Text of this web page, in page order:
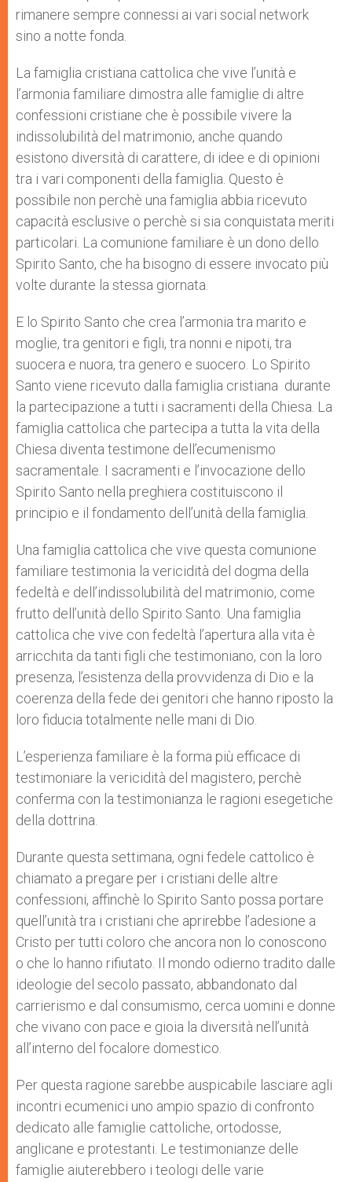
rimanere sempre connessi ai vari social network
sino a notte fonda.
La famiglia cristiana cattolica che vive l’unità e
l’armonia familiare dimostra alle famiglie di altre
confessioni cristiane che è possibile vivere la
indissolubilità del matrimonio, anche quando
esistono diversità di carattere, di idee e di opinioni
tra i vari componenti della famiglia. Questo è
possibile non perchè una famiglia abbia ricevuto
capacità esclusive o perchè si sia conquistata meriti
particolari. La comunione familiare è un dono dello
Spirito Santo, che ha bisogno di essere invocato più
volte durante la stessa giornata.
E lo Spirito Santo che crea l’armonia tra marito e
moglie, tra genitori e figli, tra nonni e nipoti, tra
suocera e nuora, tra genero e suocero. Lo Spirito
Santo viene ricevuto dalla famiglia cristiana durante
la partecipazione a tutti i sacramenti della Chiesa. La
famiglia cattolica che partecipa a tutta la vita della
Chiesa diventa testimone dell’ecumenismo
sacramentale. I sacramenti e l’invocazione dello
Spirito Santo nella preghiera costituiscono il
principio e il fondamento dell’unità della famiglia.
Una famiglia cattolica che vive questa comunione
familiare testimonia la vericidità del dogma della
fedeltà e dell’indissolubilità del matrimonio, come
frutto dell’unità dello Spirito Santo. Una famiglia
cattolica che vive con fedeltà l’apertura alla vita è
arricchita da tanti figli che testimoniano, con la loro
presenza, l’esistenza della provvidenza di Dio e la
coerenza della fede dei genitori che hanno riposto la
loro fiducia totalmente nelle mani di Dio.
L’esperienza familiare è la forma più efficace di
testimoniare la vericidità del magistero, perchè
conferma con la testimonianza le ragioni esegetiche
della dottrina.
Durante questa settimana, ogni fedele cattolico è
chiamato a pregare per i cristiani delle altre
confessioni, affinchè lo Spirito Santo possa portare
quell’unità tra i cristiani che aprirebbe l’adesione a
Cristo per tutti coloro che ancora non lo conoscono
o che lo hanno rifiutato. Il mondo odierno tradito dalle
ideologie del secolo passato, abbandonato dal
carrierismo e dal consumismo, cerca uomini e donne
che vivano con pace e gioia la diversità nell’unità
all’interno del focalore domestico.
Per questa ragione sarebbe auspicabile lasciare agli
incontri ecumenici uno ampio spazio di confronto
dedicato alle famiglie cattoliche, ortodosse,
anglicane e protestanti. Le testimonianze delle
famiglie aiuterebbero i teologi delle varie